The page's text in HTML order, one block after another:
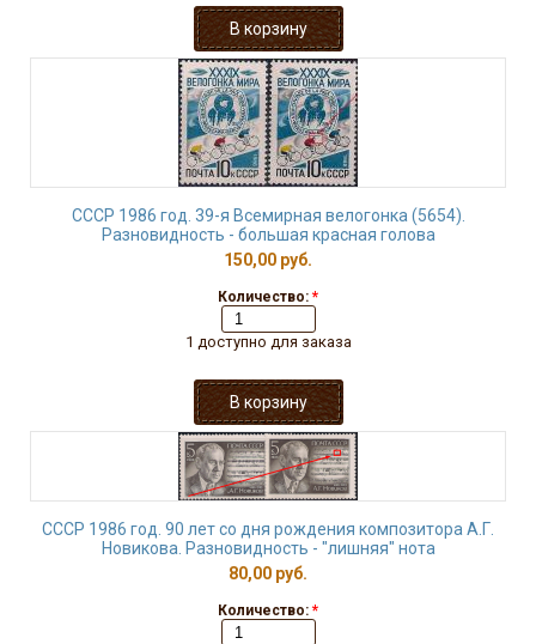
СССР 1986 год. 39-я Всемирная велогонка (5654).
Разновидность - большая красная голова
150,00 руб.
Количество: *
1 доступно для заказа
СССР 1986 год. 90 лет со дня рождения композитора А.Г.
Новикова. Разновидность - "лишняя" нота
80,00 руб.
Количество: *